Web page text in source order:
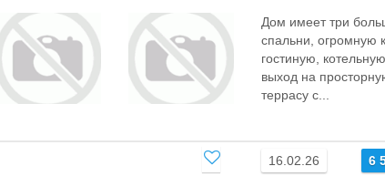
Дом имеет три
спальни, огромную
гостиную,
выход на
террасу с...
16.02.26 6